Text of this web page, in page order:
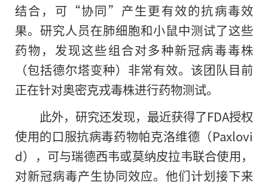
结合，可“协同”产生更有效的抗病毒效
果。研究人员在肺细胞和小鼠中测试了这些
药物，发现这些组合对多种新冠病毒毒株
（包括德尔塔变种）非常有效。该团队目前
正在针对奥密克戎毒株进行药物测试。
此外，研究还发现，最近获得了FDA授权
使用的口服抗病毒药物帕克洛维德（Paxlovi
d），可与瑞德西韦或莫纳皮拉韦联合使用，
对新冠病毒产生协同效应。他们计划接下来